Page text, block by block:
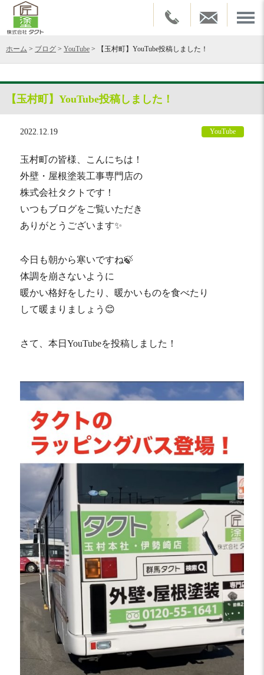
ホーム > ブログ > YouTube > 【玉村町】YouTube投稿しました！
【玉村町】YouTube投稿しました！
2022.12.19 YouTube
玉村町の皆様、こんにちは！
外壁・屋根塗装工事専門店の
株式会社タクトです！
いつもブログをご覧いただき
ありがとうございます✨
今日も朝から寒いですね🍃
体調を崩さないように
暖かい格好をしたり、暖かいものを食べたり
して暖まりましょう😊
さて、本日YouTubeを投稿しました！